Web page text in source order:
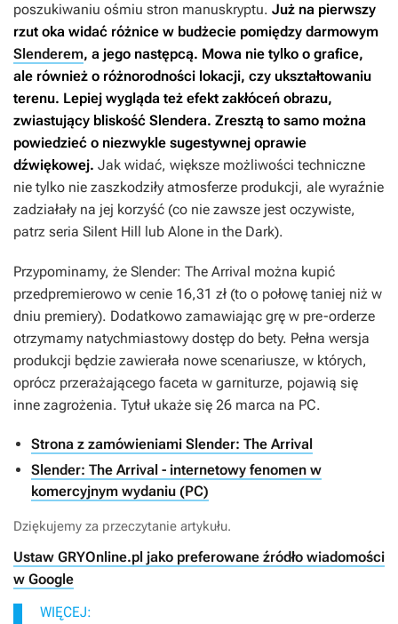
poszukiwaniu ośmiu stron manuskryptu. Już na pierwszy
rzut oka widać różnice w budżecie pomiędzy darmowym
Slenderem, a jego następcą. Mowa nie tylko o grafice,
ale również o różnorodności lokacji, czy ukształtowaniu
terenu. Lepiej wygląda też efekt zakłóceń obrazu,
zwiastujący bliskość Slendera. Zresztą to samo można
powiedzieć o niezwykle sugestywnej oprawie
dźwiękowej. Jak widać, większe możliwości techniczne
nie tylko nie zaszkodziły atmosferze produkcji, ale wyraźnie
zadziałały na jej korzyść (co nie zawsze jest oczywiste,
patrz seria Silent Hill lub Alone in the Dark).
Przypominamy, że Slender: The Arrival można kupić
przedpremierowo w cenie 16,31 zł (to o połowę taniej niż w
dniu premiery). Dodatkowo zamawiając grę w pre-orderze
otrzymamy natychmiastowy dostęp do bety. Pełna wersja
produkcji będzie zawierała nowe scenariusze, w których,
oprócz przerażającego faceta w garniturze, pojawią się
inne zagrożenia. Tytuł ukaże się 26 marca na PC.
Strona z zamówieniami Slender: The Arrival
Slender: The Arrival - internetowy fenomen w
komercyjnym wydaniu (PC)
Dziękujemy za przeczytanie artykułu.
Ustaw GRYOnline.pl jako preferowane źródło wiadomości
w Google
WIĘCEJ: